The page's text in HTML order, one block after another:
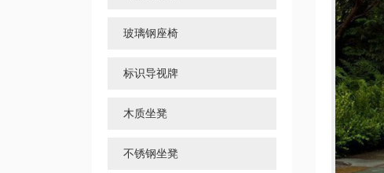
玻璃钢座椅
标识导视牌
木质坐凳
不锈钢坐凳